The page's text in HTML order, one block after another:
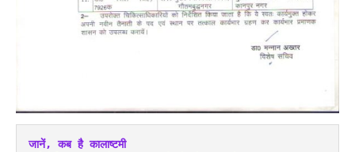
जानें, कब है कालाष्टमी